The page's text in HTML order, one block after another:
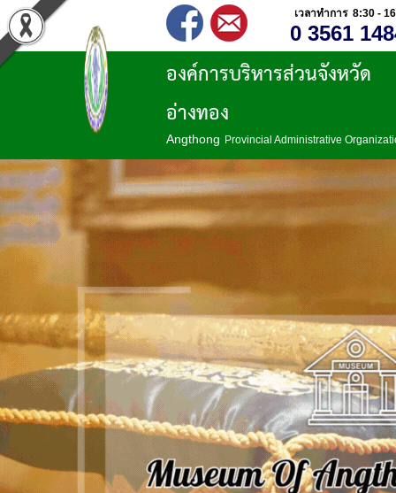
เวลาทำการ 8:30 -
0 3561
องค์การบริหารส่วนจังหวัด
อ่างทอง
Angthong Provincial Administrative